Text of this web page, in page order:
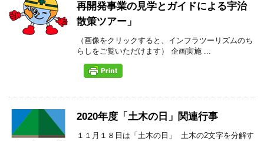
再開発事業の見学とガイドによる宇治
散策ツアー」
（画像をクリックすると、インフラツーリズムのち
らしをご覧いただけます） 企画実施 ...
2020年度「土木の日」関連行事
１１月１８日は「土木の日」 土木の2文字を分解す